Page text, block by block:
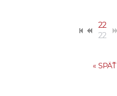
22
22
«SPÄŤ